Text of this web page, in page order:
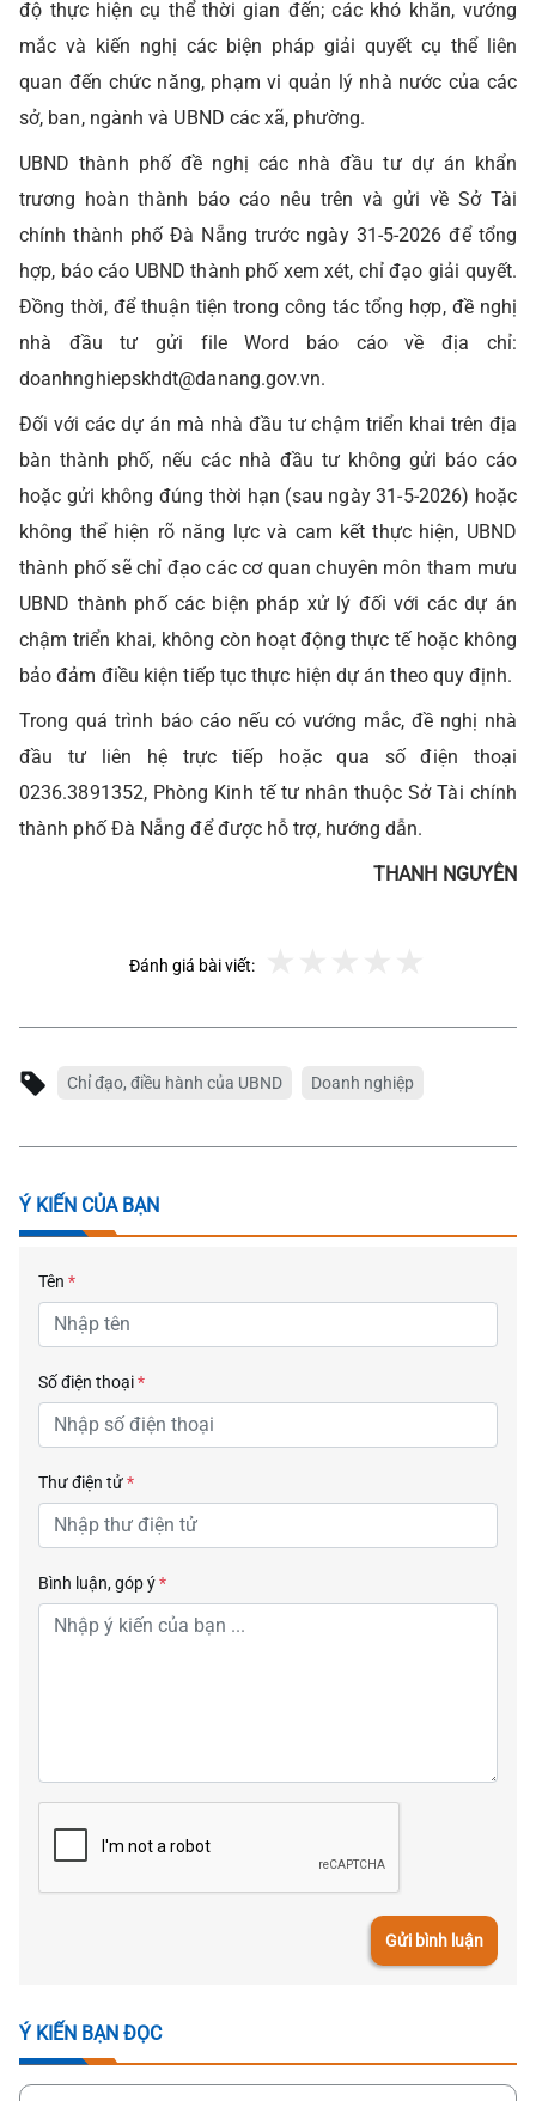
độ thực hiện cụ thể thời gian đến; các khó khăn, vướng
mắc và kiến nghị các biện pháp giải quyết cụ thể liên
quan đến chức năng, phạm vi quản lý nhà nước của các
sở, ban, ngành và UBND các xã, phường.
UBND thành phố đề nghị các nhà đầu tư dự án khẩn
trương hoàn thành báo cáo nêu trên và gửi về Sở Tài
chính thành phố Đà Nẵng trước ngày 31-5-2026 để tổng
hợp, báo cáo UBND thành phố xem xét, chỉ đạo giải quyết.
Đồng thời, để thuận tiện trong công tác tổng hợp, đề nghị
nhà đầu tư gửi file Word báo cáo về địa chỉ:
doanhnghiepskhdt@danang.gov.vn.
Đối với các dự án mà nhà đầu tư chậm triển khai trên địa
bàn thành phố, nếu các nhà đầu tư không gửi báo cáo
hoặc gửi không đúng thời hạn (sau ngày 31-5-2026) hoặc
không thể hiện rõ năng lực và cam kết thực hiện, UBND
thành phố sẽ chỉ đạo các cơ quan chuyên môn tham mưu
UBND thành phố các biện pháp xử lý đối với các dự án
chậm triển khai, không còn hoạt động thực tế hoặc không
bảo đảm điều kiện tiếp tục thực hiện dự án theo quy định.
Trong quá trình báo cáo nếu có vướng mắc, đề nghị nhà
đầu tư liên hệ trực tiếp hoặc qua số điện thoại
0236.3891352, Phòng Kinh tế tư nhân thuộc Sở Tài chính
thành phố Đà Nẵng để được hỗ trợ, hướng dẫn.
THANH NGUYÊN
Đánh giá bài viết:
Chỉ đạo, điều hành của UBND Doanh nghiệp
Ý KIẾN CỦA BẠN
Tên *
Số điện thoại*
Thư điện tử*
Bình luận, góp ý*
Gửi bình luận
Ý KIẾN BẠN ĐỌC